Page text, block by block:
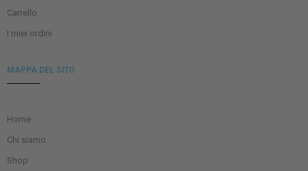
Carrello
I miei ordini
MAPPA DEL SITO
Home
Chi siamo
Shop